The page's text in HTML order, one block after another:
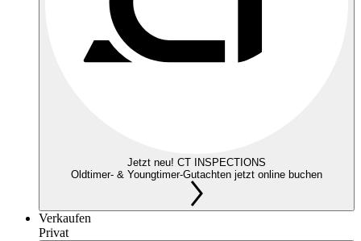
Jetzt neu! CT INSPECTIONS
Oldtimer- & Youngtimer-Gutachten jetzt online buchen
Verkaufen
Privat